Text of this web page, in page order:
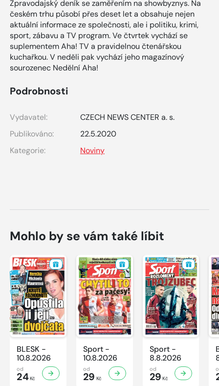
Zpravodajský deník se zaměřením na showbyznys. Na
českém trhu působí přes deset let a obsahuje nejen
aktuální informace ze společnosti, ale i politiku, krimi,
sport, zábavu a TV program. Ve čtvrtek vychází se
suplementem Aha! TV a pravidelnou čtenářskou
kuchařkou. V neděli pak vychází jeho magazínový
sourozenec Nedělní Aha!
Podrobnosti
Vydavatel:
CZECH NEWS CENTER a. s.
Publikováno:
22.5.2020
Kategorie:
Noviny
Mohlo by se vám také líbit
BLESK -
10.8.2026
od
24Kč
Sport -
10.8.2026
od
29 Kč
Sport -
8.8.2026
od
29 Kč